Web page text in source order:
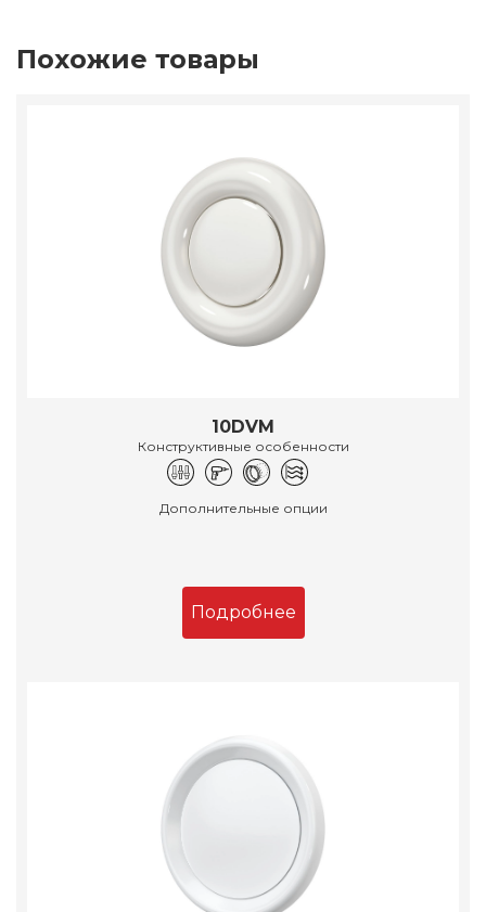
Похожие товары
10DVM
Конструктивные особенности
Дополнительные опции
Подробнее